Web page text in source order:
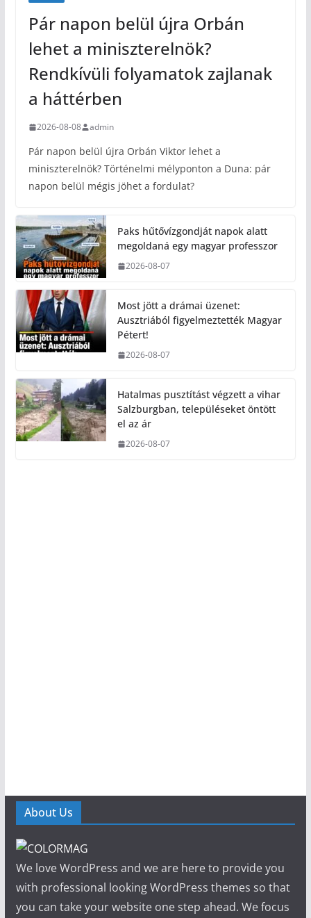
Pár napon belül újra Orbán
lehet a miniszterelnök?
Rendkívüli folyamatok zajlanak
a háttérben
2026-08-08 admin
Pár napon belül újra Orbán Viktor lehet a
miniszterelnök? Történelmi mélyponton a Duna: pár
napon belül mégis jöhet a fordulat?
Paks hűtővízgondját napok alatt
megoldaná egy magyar professzor
2026-08-07
Most jött a drámai üzenet:
Ausztriából figyelmeztették Magyar
Pétert!
2026-08-07
Hatalmas pusztítást végzett a vihar
Salzburgban, településeket öntött
el az ár
2026-08-07
About Us
We love WordPress and we are here to provide you
with professional looking WordPress themes so that
you can take your website one step ahead. We focus